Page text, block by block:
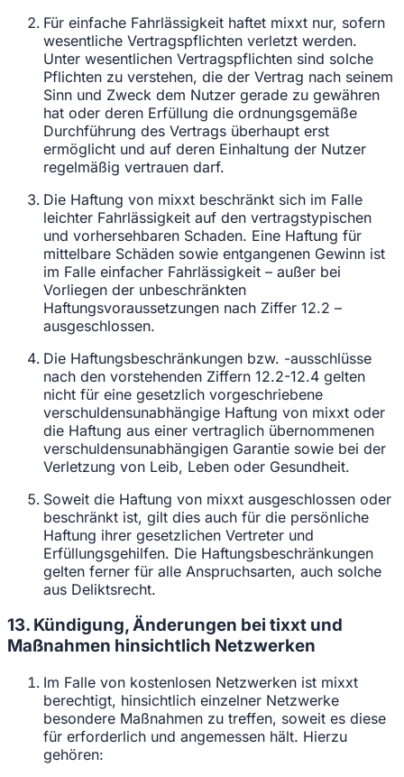
Für einfache Fahrlässigkeit haftet mixxt nur, sofern
wesentliche Vertragspflichten verletzt werden.
Unter wesentlichen Vertragspflichten sind solche
Pflichten zu verstehen, die der Vertrag nach seinem
Sinn und Zweck dem Nutzer gerade zu gewähren
hat oder deren Erfüllung die ordnungsgemäße
Durchführung des Vertrags überhaupt erst
ermöglicht und auf deren Einhaltung der Nutzer
regelmäßig vertrauen darf.
Die Haftung von mixxt beschränkt sich im Falle
leichter Fahrlässigkeit auf den vertragstypischen
und vorhersehbaren Schaden. Eine Haftung für
mittelbare Schäden sowie entgangenen Gewinn ist
im Falle einfacher Fahrlässigkeit – außer bei
Vorliegen der unbeschränkten
Haftungsvoraussetzungen nach Ziffer 12.2 –
ausgeschlossen.
Die Haftungsbeschränkungen bzw. -ausschlüsse
nach den vorstehenden Ziffern 12.2-12.4 gelten
nicht für eine gesetzlich vorgeschriebene
verschuldensunabhängige Haftung von mixxt oder
die Haftung aus einer vertraglich übernommenen
verschuldensunabhängigen Garantie sowie bei der
Verletzung von Leib, Leben oder Gesundheit.
Soweit die Haftung von mixxt ausgeschlossen oder
beschränkt ist, gilt dies auch für die persönliche
Haftung ihrer gesetzlichen Vertreter und
Erfüllungsgehilfen. Die Haftungsbeschränkungen
gelten ferner für alle Anspruchsarten, auch solche
aus Deliktsrecht.
13. Kündigung, Änderungen bei tixxt und
Maßnahmen hinsichtlich Netzwerken
Im Falle von kostenlosen Netzwerken ist mixxt
berechtigt, hinsichtlich einzelner Netzwerke
besondere Maßnahmen zu treffen, soweit es diese
für erforderlich und angemessen hält. Hierzu
gehören: